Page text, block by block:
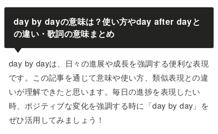
day by dayの意味は？使い方やday after dayと
の違い・歌詞の意味まとめ
day by dayは、日々の進展や成長を強調する便利な表現
です。この記事を通じて意味や使い方、類似表現との違
いが理解できたと思います。毎日の進捗を表現したい
時、ポジティブな変化を強調する時に「day by day」を
ぜひ活用してみましょう！